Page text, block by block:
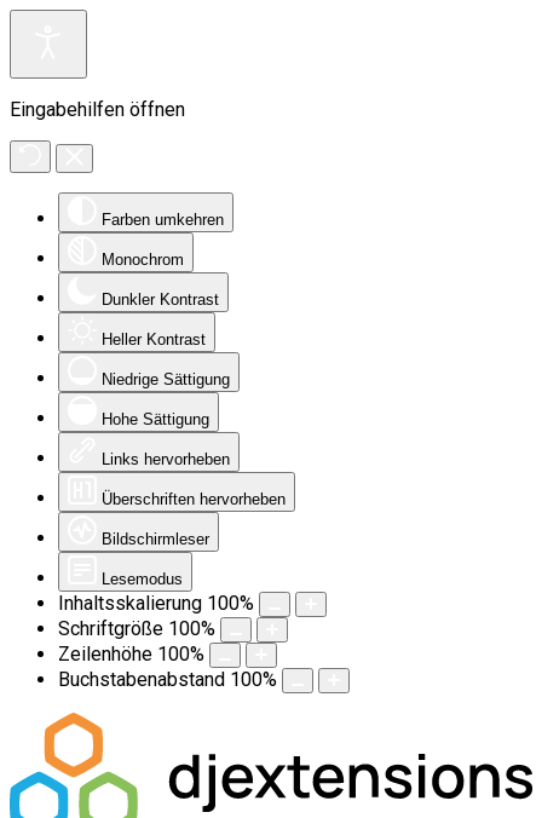
Eingabehilfen öffnen
Farben umkehren
Monochrom
Dunkler Kontrast
Heller Kontrast
Niedrige Sättigung
Hohe Sättigung
Links hervorheben
Überschriften hervorheben
Bildschirmleser
Lesemodus
Inhaltsskalierung 100%
Schriftgröße 100%
Zeilenhöhe 100%
Buchstabenabstand 100%